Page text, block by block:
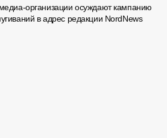
организации осуждают кампанию
в адрес редакции NordNews